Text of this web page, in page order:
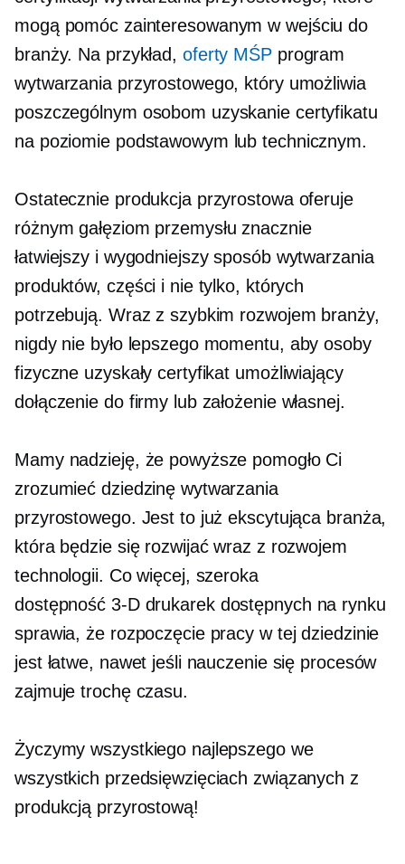
mogą pomóc zainteresowanym w wejściu do
branży. Na przykład, oferty MŚPprogram
wytwarzania przyrostowego, który umożliwia
poszczególnym osobom uzyskanie certyfikatu
na poziomie podstawowym lub technicznym.
Ostatecznie produkcja przyrostowa oferuje
różnym gałęziom przemysłu znacznie
łatwiejszy i wygodniejszy sposób wytwarzania
produktów, części i nie tylko, których
potrzebują. Wraz z szybkim rozwojem branży,
nigdy nie było lepszego momentu, aby osoby
fizyczne uzyskały certyfikat umożliwiający
dołączenie do firmy lub założenie własnej.
Mamy nadzieję, że powyższe pomogło Ci
zrozumieć dziedzinę wytwarzania
przyrostowego. Jest to już ekscytująca branża,
która będzie się rozwijać wraz z rozwojem
technologii. Co więcej, szeroka
dostępność 3-Ddrukarek dostępnych na rynku
sprawia, że ​​rozpoczęcie pracy w tej dziedzinie
jest łatwe, nawet jeśli nauczenie się procesów
zajmuje trochę czasu.
Życzymy wszystkiego najlepszego we
wszystkich przedsięwzięciach związanych z
produkcją przyrostową!